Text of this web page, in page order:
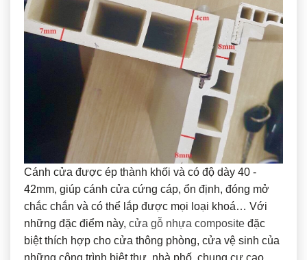
Cánh cửa được ép thành khối và có độ dày 40 -
42mm, giúp cánh cửa cứng cáp, ổn định, đóng mở
chắc chắn và có thể lắp được mọi loại khoá… Với
những đặc điểm này, cửa gỗ nhựa composite đặc
biệt thích hợp cho cửa thông phòng, cửa vệ sinh của
những công trình biệt thự, nhà phố, chung cư cao